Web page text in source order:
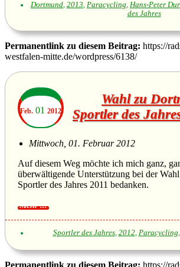
Dortmund, 2013, Paracycling, Hans-Peter
des Jahres
Permanentlink zu diesem Beitrag: https://
westfalen-mitte.de/wordpress/6138/
Feb. 01 2012
Wahl zu
Sportler des
Mittwoch, 01. Februar 2012
Auf diesem Weg möchte ich mich ganz,
überwältigende Unterstützung bei der
Sportler des Jahres 2011 bedanken.
Sportler des Jahres, 2012, Paracycling
Permanentlink zu diesem Beitrag: https://